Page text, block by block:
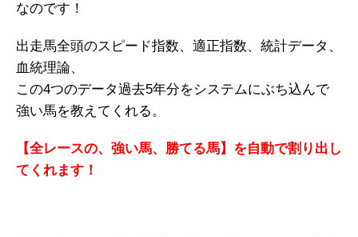
なのです！
出走馬全頭のスピード指数、適正指数、統計データ、
血統理論、
この4つのデータ過去5年分をシステムにぶち込んで
強い馬を教えてくれる。
【全レースの、強い馬、勝てる馬】を自動で割り出し
てくれます！